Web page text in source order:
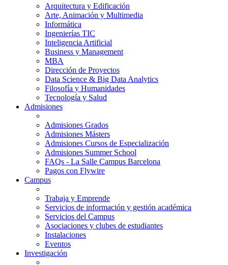
Arquitectura y Edificación
Arte, Animación y Multimedia
Informática
Ingenierías TIC
Inteligencia Artificial
Business y Management
MBA
Dirección de Proyectos
Data Science & Big Data Analytics
Filosofía y Humanidades
Tecnología y Salud
Admisiones
Admisiones Grados
Admisiones Másters
Admisiones Cursos de Especialización
Admisiones Summer School
FAQs - La Salle Campus Barcelona
Pagos con Flywire
Campus
Trabaja y Emprende
Servicios de información y gestión académica
Servicios del Campus
Asociaciones y clubes de estudiantes
Instalaciones
Eventos
Investigación